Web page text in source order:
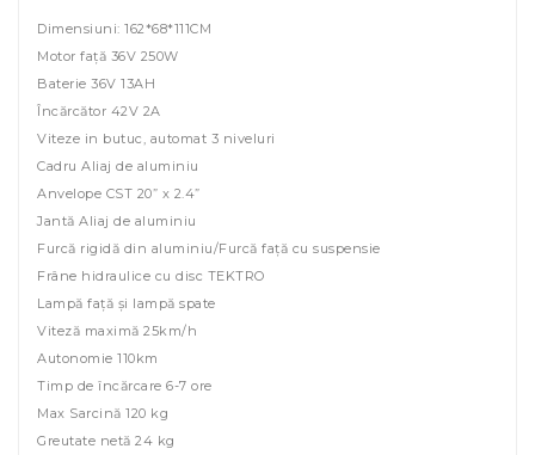
Dimensiuni: 162*68*111CM
Motor față 36V 250W
Baterie 36V 13AH
Încărcător 42V 2A
Viteze in butuc, automat 3 niveluri
Cadru Aliaj de aluminiu
Anvelope CST 20” x 2.4”
Jantă Aliaj de aluminiu
Furcă rigidă din aluminiu/Furcă față cu suspensie
Frâne hidraulice cu disc TEKTRO
Lampă față și lampă spate
Viteză maximă 25km/h
Autonomie 110km
Timp de încărcare 6-7 ore
Max Sarcină 120 kg
Greutate netă 24 kg